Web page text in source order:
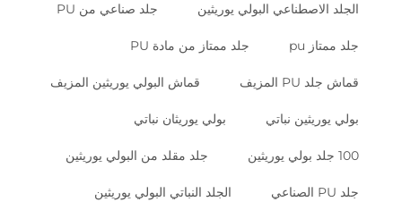
الجلد الاصطناعي البولي يوريثين جلد صناعي من PU
جلد ممتاز pu جلد ممتاز من مادة PU
قماش جلد PU المزيف قماش البولي يوريثين المزيف
بولي يوريثين نباتي بولي يوريثان نباتي
100 جلد بولي يوريثين جلد مقلد من البولي يوريثين
جلد PU الصناعي الجلد النباتي البولي يوريثين